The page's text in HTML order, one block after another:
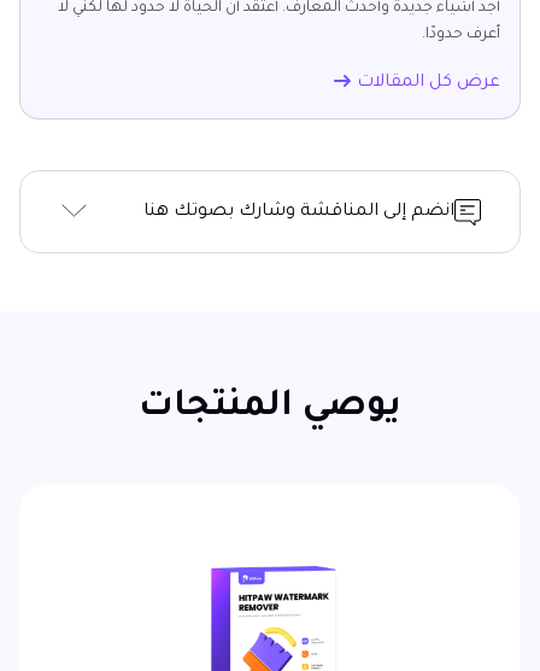
أجد أشياء جديدة وأحدث المعارف. أعتقد أن الحياة لا حدود لها لكني لا
أعرف حدودًا.
عرض كل المقالات
انضم إلى المناقشة وشارك بصوتك هنا
يوصي المنتجات